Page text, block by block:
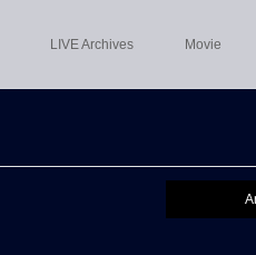
LIVE Archives Movie